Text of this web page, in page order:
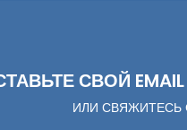
СВОЙ
ИЛИ СВЯЖИТЕСЬ